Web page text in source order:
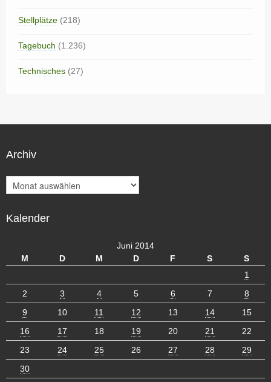
Stellplätze (218)
Tagebuch (1.236)
Technisches (27)
Archiv
r
h
Kalender
Juni 2014
M
D M D F S
S
1
2
3 4 5 6 7
8
9
10 11 12 13 14
15
16
17 18 19 20 21
22
23
24 25 26 27 28
29
30